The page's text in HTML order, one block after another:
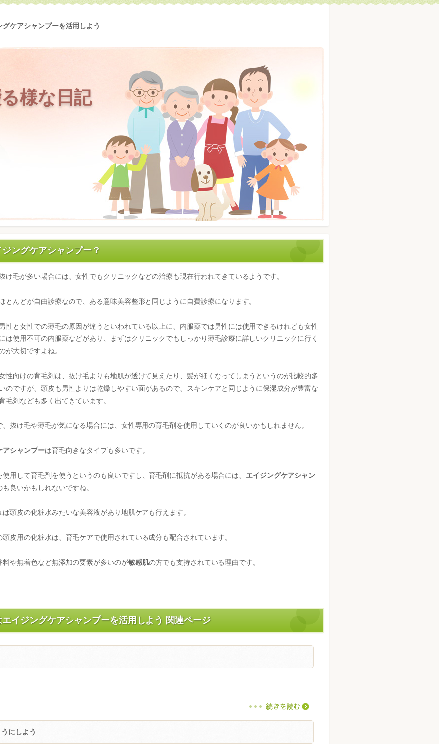
ケアシャンプーを活用しよう
様な日記
ングケアシャンプー？
け毛が多い場合には、女性でもクリニックなどの治療も現在行われてきているようです。
とんどが自由診療なので、ある意味美容整形と同じように自費診療になります。
男性と女性での薄毛の原因が違うといわれている以上に、内服薬では男性には使用できるけれども女性
には使用不可の内服薬などがあり、まずはクリニックでもしっかり薄毛診療に詳しいクリニックに行く
が大切ですよね。
性向けの育毛剤は、抜け毛よりも地肌が透けて見えたり、髪が細くなってしまうというのが比較的多
いのですが、頭皮も男性よりは乾燥しやすい面があるので、スキンケアと同じように保湿成分が豊富な
毛剤なども多く出てきています。
抜け毛や薄毛が気になる場合には、女性専用の育毛剤を使用していくのが良いかもしれません。
アシャンプーは育毛向きなタイプも多いです。
使用して育毛剤を使うというのも良いですし、育毛剤に抵抗がある場合には、 エイジングケアシャン
良いかもしれないですね。
頭皮の化粧水みたいな美容液があり地肌ケアも行えます。
皮用の化粧水は、育毛ケアで使用されている成分も配合されています。
や無着色など無添加の要素が多いのが敏感肌の方でも支持されている理由です。
イジングケアシャンプーを活用しよう 関連ページ
にしよう